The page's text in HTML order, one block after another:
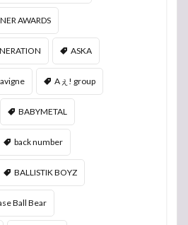
AWARDS
ASKA
Aぇ! group
BABYMETAL
back number
BALLISTIK BOYZ
Ball Bear